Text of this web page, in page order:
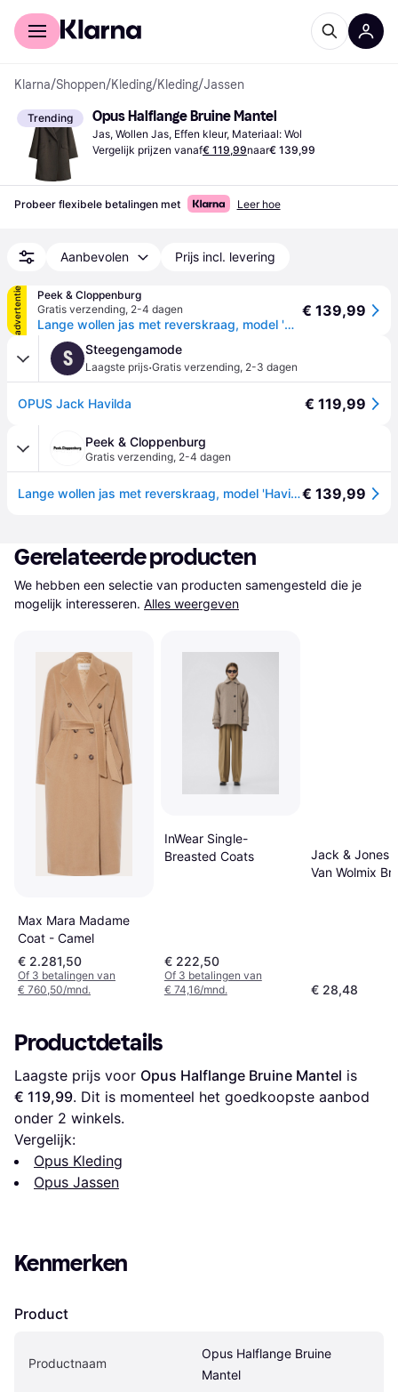
Voor shoppers
Klarna/Shoppen/Kleding/Kleding/Jassen
Trending Opus Halflange Bruine Mantel
Jas, Wollen Jas, Effen kleur, Materiaal: Wol
Vergelijk prijzen vanaf€ 119,99naar€ 139,99
Probeer flexibele betalingen met Leer hoe
Aanbevolen Prijs incl. levering
advertentie
Peek & Cloppenburg
Gratis verzending, 2-4 dagen
Lange wollen jas met reverskraag, model 'Havilda' - Lichtbruin - 42
€ 139,99
S Steegengamode
Laagste prijs·Gratis verzending, 2-3 dagen
OPUS Jack Havilda € 119,99
Peek & Cloppenburg
Gratis verzending, 2-4 dagen
Lange wollen jas met reverskraag, model 'Havilda' - Lichtbruin - 42€ 139,99
Gerelateerde producten
We hebben een selectie van producten samengesteld die je
mogelijk interesseren. Alles weergeven
Max Mara Madame
Coat - Camel
€ 2.281,50
Of 3 betalingen van
€ 760,50/mnd.
InWear Single-
Breasted Coats
€ 222,50
Of 3 betalingen van
€ 74,16/mnd.
Jack & Jones
Van Wolmix
€ 28,48
Productdetails
Laagste prijs voor Opus Halflange Bruine Mantel
€ 119,99. Dit is momenteel het goedkoopste aanbod
onder 2 winkels.
Vergelijk:
Opus Kleding
Opus Jassen
Kenmerken
Product
Productnaam
Opus Halflange Bruine
Mantel